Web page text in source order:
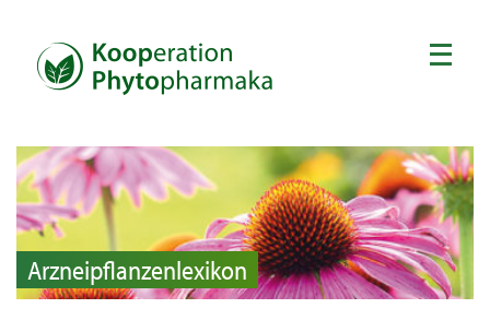
Arzneipflanzenlexikon